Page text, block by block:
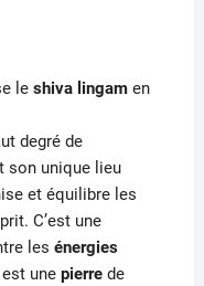
le shiva lingam en
degré de
son unique lieu
et équilibre les
C’est une
les énergies
est une pierrede